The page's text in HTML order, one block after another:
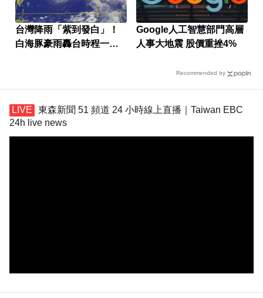
台灣降雨「紫到發白」！
白海豚豪雨轟台時程一次
Google人工智慧部門高層
人事大地震 股價重挫4%
Recommended by
東森新聞 51 頻道 24 小時線上直播｜Taiwan EBC
24h live news